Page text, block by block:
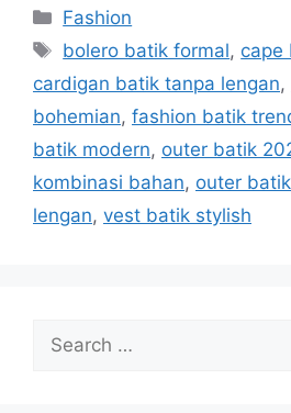
Categories
Fashion
Tags
bolero batik formal, cape
cardigan batik tanpa lengan,
bohemian, fashion batik
batik modern, outer batik
kombinasi bahan, outer
lengan, vest batik stylish
for: